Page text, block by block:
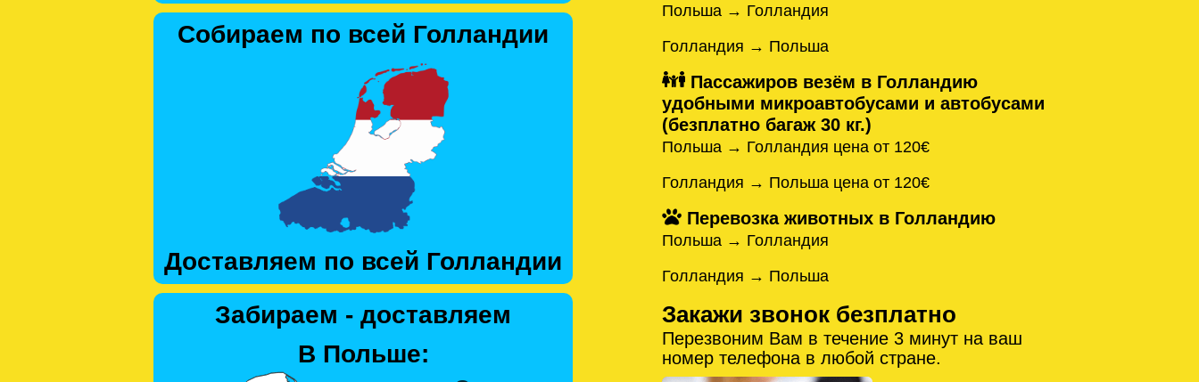
Собираем по всей Голландии
Доставляем по всей Голландии
Забираем - доставляем
В Польше:
Польша → Голландия
Голландия → Польша
Пассажиров везём в Голландию
удобными микроавтобусами и автобусами
(безплатно багаж 30 кг.)
Польша → Голландия цена от 120€
Голландия → Польша цена от 120€
Перевозка животных в Голландию
Польша → Голландия
Голландия → Польша
Закажи звонок безплатно
Перезвоним Вам в течение 3 минут на ваш
номер телефона в любой стране.